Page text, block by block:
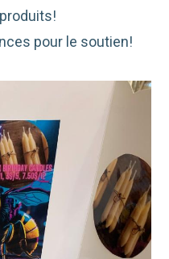
pour le soutien!